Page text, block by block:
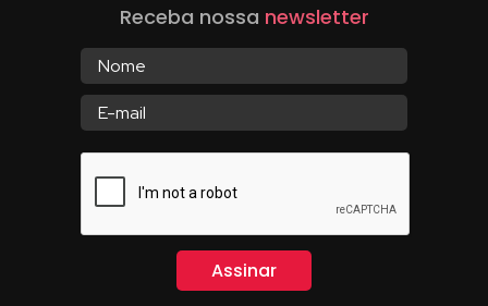
Receba nossa newsletter